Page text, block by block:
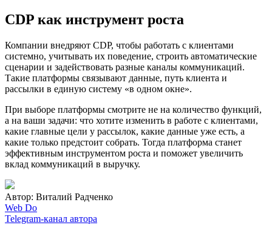
CDP как инструмент роста
Компании внедряют CDP, чтобы работать с клиентами
системно, учитывать их поведение, строить автоматические
сценарии и задействовать разные каналы коммуникаций.
Такие платформы связывают данные, путь клиента и
рассылки в единую систему «в одном окне».
При выборе платформы смотрите не на количество функций,
а на ваши задачи: что хотите изменить в работе с клиентами,
какие главные цели у рассылок, какие данные уже есть, а
какие только предстоит собрать. Тогда платформа станет
эффективным инструментом роста и поможет увеличить
вклад коммуникаций в выручку.
Автор: Виталий Радченко
Web Do
Telegram-канал автора